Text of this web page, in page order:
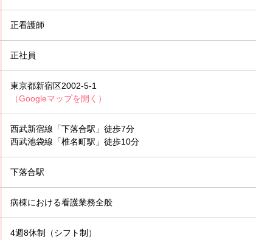
正看護師
正社員
東京都新宿区2002-5-1
（Googleマップを開く）
西武新宿線「下落合駅」徒歩7分
西武池袋線「椎名町駅」徒歩10分
下落合駅
病棟における看護業務全般
4週8休制（シフト制）